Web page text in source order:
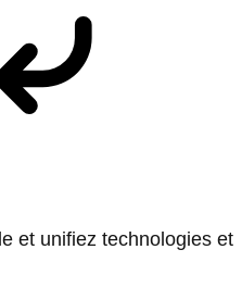
et unifiez technologies et